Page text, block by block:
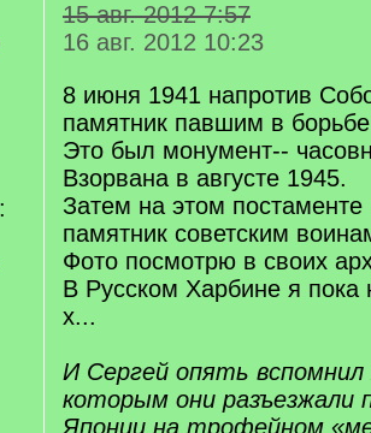
15 авг. 2012 7:57
16 авг. 2012 10:23
8 июня 1941 напротив
памятник павшим в
Это был монумент--
Взорвана в августе 1945.
Затем на этом постаменте
памятник советским
Фото посмотрю в своих
В Русском Харбине я
х...
И Сергей опять
которым они разъезжали
Японии на трофейном